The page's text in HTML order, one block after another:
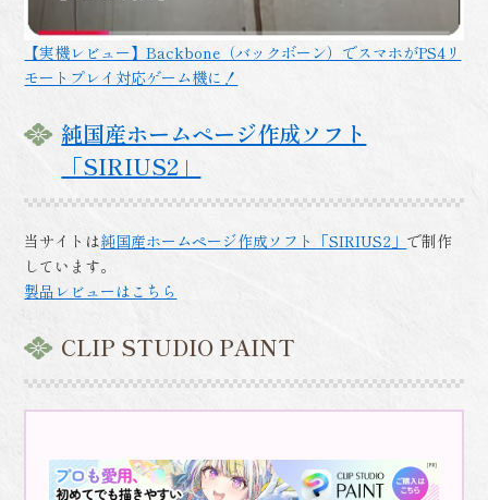
【実機レビュー】Backbone（バックボーン）でスマホがPS4リ
モートプレイ対応ゲーム機に！
純国産ホームページ作成ソフト
「SIRIUS2」
当サイトは純国産ホームページ作成ソフト「SIRIUS2」 で制作
しています。
製品レビューはこちら
CLIP STUDIO PAINT